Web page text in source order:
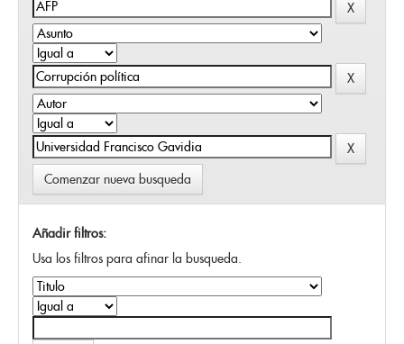
Comenzar nueva busqueda
Añadir filtros:
Usa los filtros para afinar la busqueda.